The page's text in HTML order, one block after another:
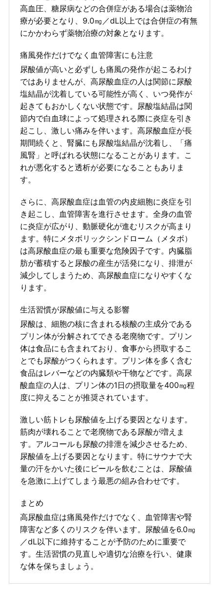
高血圧、糖尿病などの合併症がある場合は薬物治
療が必要となり、9.0㎎／dL以上では合併症の有無
にかかわらず薬物治療の対象となります。
痛風発作だけでなく血管障害にも注意
尿酸値が高いと必ずしも痛風の発作が起こるわけ
ではありませんが、高尿酸血症の人は関節に尿酸
塩結晶が沈着している可能性が高く、いつ発作が
起きてもおかしくない状態です。尿酸塩結晶は関
節内で白血球によって処理される際に炎症を引き
起こし、激しい痛みを伴います。高尿酸血症が長
期間続くと、腎臓にも尿酸塩結晶が沈着し、「痛
風腎」と呼ばれる状態になることがあります。こ
れが悪化すると透析が必要になることもありま
す。
さらに、高尿酸血症は血管の内皮細胞に炎症を引
き起こし、血管障害を進行させます。全身の血管
に炎症が広がり、動脈硬化が進むリスクが高まり
ます。特にメタボリックシンドローム（メタボ）
は高尿酸血症の最も重要な危険因子です。内臓脂
肪が蓄積すると尿酸の産生が活発になり、排泄が
減少してしまうため、高尿酸血症になりやすくな
ります。
生活習慣が尿酸値に与える影響
尿酸は、細胞の核に含まれる核酸の主成分である
プリン体が分解されてできる老廃物です。プリン
体は食品にも含まれており、食事から摂取するこ
とでも尿酸がつくられます。プリン体を多く含む
食品はレバーなどの内臓類や干物などです。高尿
酸血症の人は、プリン体の1日の摂取量を400㎎程
度に抑えることが推奨されています。
激しい筋トレも尿酸値を上げる要因となります。
筋肉が壊れることで老廃物である尿酸が増えま
す。アルコールも尿酸の排泄を減少させるため、
尿酸値を上げる要因となります。特にサウナで大
量の汗をかいた後にビールを飲むことは、尿酸値
を急激に上げてしまう最悪の組み合わせです。
まとめ
高尿酸血症は痛風発作だけでなく、血管障害や腎
障害など多くのリスクを伴います。尿酸値を6.0㎎
／dL以下に維持することが予防のために重要で
す。生活習慣の見直しや適切な治療を行い、健康
な体を保ちましょう。